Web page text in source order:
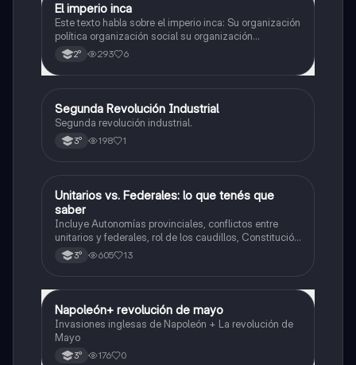
Historia
El imperio inca
Este texto habla sobre el imperio inca: Su organización
política organización social su organización
económica su y organización religiosa
2° 293 6
Historia
Segunda Revolución Industrial
Segunda revolución industrial.
3° 198 1
Historia
Unitarios vs. Federales: lo que tenés que
saber
Incluye Autonomías provinciales, conflictos entre
unitarios y federales, rol de los caudillos, Constitución
de 1826, figura de Dorrego y hegemonía de Rosas,
resumen, comparaciones y línea del tiempo.
3° 605 13
Historia
Napoleón+ revolución de mayo
Invasiones inglesas de Napoleón + La revolución de
Mayo
3° 176 0